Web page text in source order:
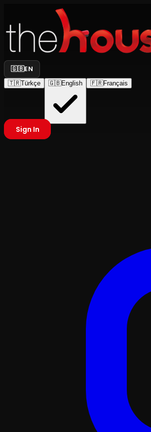
🇬🇧EN
🇹🇷Türkçe 🇬🇧English 🇫🇷Français
Sign In